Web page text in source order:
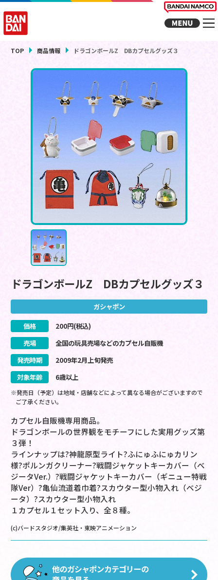
TOP 商品情報 ドラゴンボールZ DBカプセルグッズ３
ドラゴンボールZ DBカプセルグッズ３
ガシャポン
価格 200円(税込)
売場
全国の玩具売場などのカプセル自販機
発売時期
2009年2月上旬発売
対象年齢
6歳以上
※発売日（予定）は地域・店舗などによって異なる場合がございますので
ご了承ください。
カプセル自販機専用商品。
ドラゴンボールの世界観をモチーフにした実用グッズ第
３弾！
ラインナップは?神龍原型ライト?ふにゅふにゅカリン
様?ポルンガクリーナー?戦闘ジャケットキーカバー（べ
ジータVer.）?戦闘ジャケットキーカバー（ギニュー特戦
隊Ver）?亀仙流道着巾着?スカウター型小物入れ（ベジ
ータ）?スカウター型小物入れ
１カプセル１セット入り、全８種。
(c)バードスタジオ/集英社・東映アニメーション